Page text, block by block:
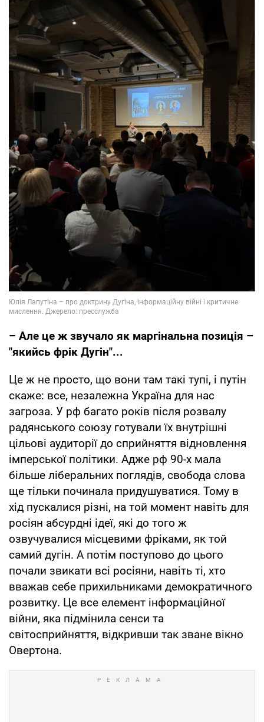
– Але це ж звучало як маргінальна позиція –
"якийсь фрік Дугін"...
Це ж не просто, що вони там такі тупі, і путін
скаже: все, незалежна Україна для нас
загроза. У рф багато років після розвалу
радянського союзу готували їх внутрішні
цільові аудиторії до сприйняття відновлення
імперської політики. Адже рф 90-х мала
більше ліберальних поглядів, свобода слова
ще тільки починала придушуватися. Тому в
хід пускалися різні, на той момент навіть для
росіян абсурдні ідеї, які до того ж
озвучувалися місцевими фріками, як той
самий дугін. А потім поступово до цього
почали звикати всі росіяни, навіть ті, хто
вважав себе прихильниками демократичного
розвитку. Це все елемент інформаційної
війни, яка підмінила сенси та
світосприйняття, відкривши так зване вікно
Овертона.